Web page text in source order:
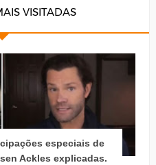
VISITADAS
especiais de
Ackles explicadas.